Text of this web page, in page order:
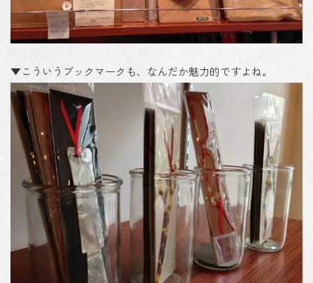
▼こういうブックマークも、なんだか魅力的ですよね。